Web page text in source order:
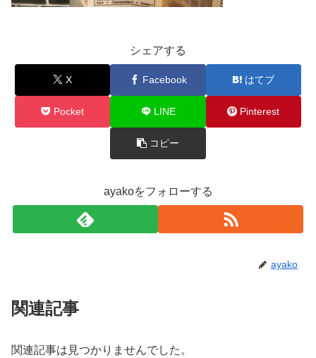
シェアする
X Facebook はてブ
Pocket LINE Pinterest
コピー
ayakoをフォローする
ayako
関連記事
関連記事は見つかりませんでした。